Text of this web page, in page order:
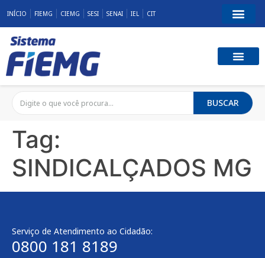
INÍCIO FIEMG CIEMG SESI SENAI IEL CIT
BUSCAR
Tag:
SINDICALÇADOS MG
Serviço de Atendimento ao Cidadão:
0800 181 8189